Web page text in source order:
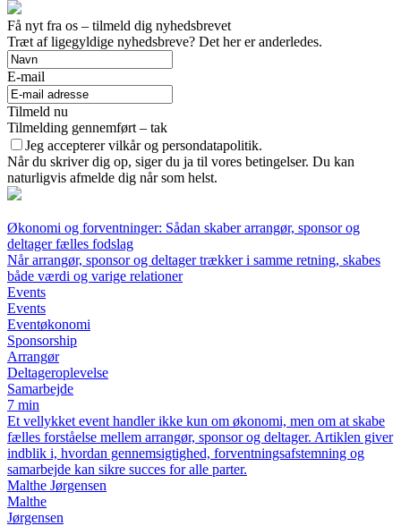
Få nyt fra os – tilmeld dig nyhedsbrevet
Træt af ligegyldige nyhedsbreve? Det her er anderledes.
E-mail
Tilmeld nu
Tilmelding gennemført – tak
Jeg accepterer vilkår og persondatapolitik.
Når du skriver dig op, siger du ja til vores betingelser. Du kan
naturligvis afmelde dig når som helst.
Økonomi og forventninger: Sådan skaber arrangør, sponsor og
deltager fælles fodslag
Når arrangør, sponsor og deltager trækker i samme retning, skabes
både værdi og varige relationer
Events
Events
Eventøkonomi
Sponsorship
Arrangør
Deltageroplevelse
Samarbejde
7 min
Et vellykket event handler ikke kun om økonomi, men om at skabe
fælles forståelse mellem arrangør, sponsor og deltager. Artiklen giver
indblik i, hvordan gennemsigtighed, forventningsafstemning og
samarbejde kan sikre succes for alle parter.
Malthe Jørgensen
Malthe
Jørgensen